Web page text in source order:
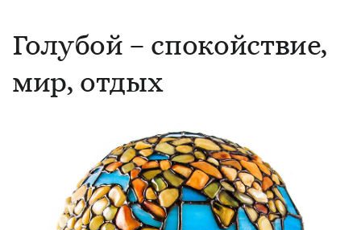
Голубой – спокойствие,
мир, отдых